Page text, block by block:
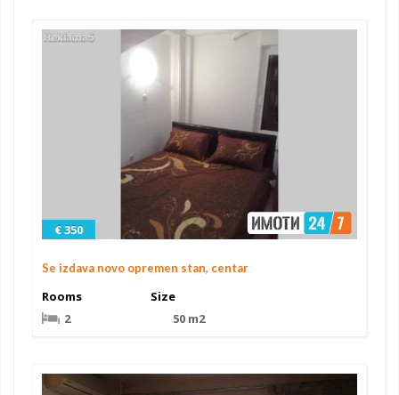
€ 350
Se izdava novo opremen stan, centar
Rooms
2
Size
50 m2